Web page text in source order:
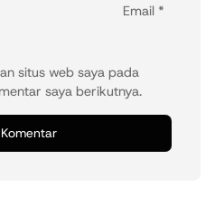
Email *
situs web saya pada
saya berikutnya.